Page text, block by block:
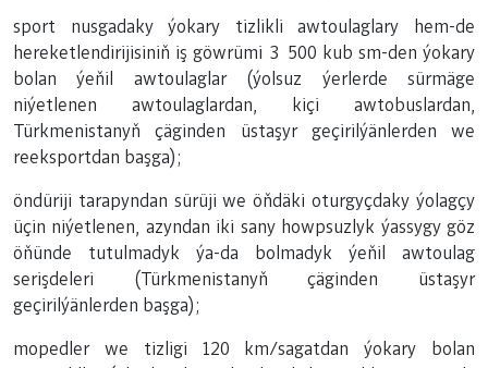
sport nusgadaky ýokary tizlikli awtoulaglary hem-de
hereketlendirijisiniň iş göwrümi 3 500 kub sm-den ýokary
bolan ýeňil awtoulaglar (ýolsuz ýerlerde sürmäge
niýetlenen awtoulaglardan, kiçi awtobuslardan,
Türkmenistanyň çäginden üstaşyr geçirilýänlerden we
reeksportdan başga);
öndüriji tarapyndan sürüji we öňdäki oturgyçdaky ýolagçy
üçin niýetlenen, azyndan iki sany howpsuzlyk ýassygy göz
öňünde tutulmadyk ýa-da bolmadyk ýeňil awtoulag
serişdeleri (Türkmenistanyň çäginden üstaşyr
geçirilýänlerden başga);
mopedler we tizligi 120 km/sagatdan ýokary bolan